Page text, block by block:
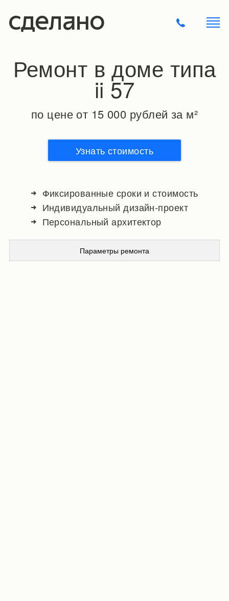
Ремонт в доме типа
ii 57
по цене от 15 000 рублей за м²
Узнать стоимость
Фиксированные сроки и стоимость
Индивидуальный дизайн-проект
Персональный архитектор
Параметры ремонта